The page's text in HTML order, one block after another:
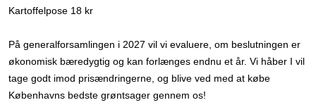
Kartoffelpose 18 kr
På generalforsamlingen i 2027 vil vi evaluere, om beslutningen er
økonomisk bæredygtig og kan forlænges endnu et år. Vi håber I vil
tage godt imod prisændringerne, og blive ved med at købe
Københavns bedste grøntsager gennem os!